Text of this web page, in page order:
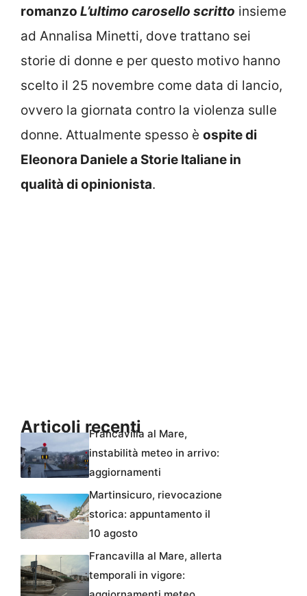
romanzo L’ultimo carosello scritto insieme
ad Annalisa Minetti, dove trattano sei
storie di donne e per questo motivo hanno
scelto il 25 novembre come data di lancio,
ovvero la giornata contro la violenza sulle
donne. Attualmente spesso è ospite di
Eleonora Daniele a Storie Italiane in
qualità di opinionista.
Articoli recenti
Francavilla al Mare,
instabilità meteo in arrivo:
aggiornamenti
Martinsicuro, rievocazione
storica: appuntamento il
10 agosto
Francavilla al Mare, allerta
temporali in vigore: